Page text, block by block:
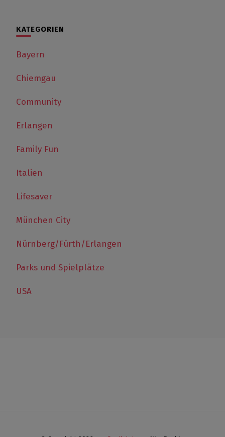
KATEGORIEN
Bayern
Chiemgau
Community
Erlangen
Family Fun
Italien
Lifesaver
München City
Nürnberg/Fürth/Erlangen
Parks und Spielplätze
USA